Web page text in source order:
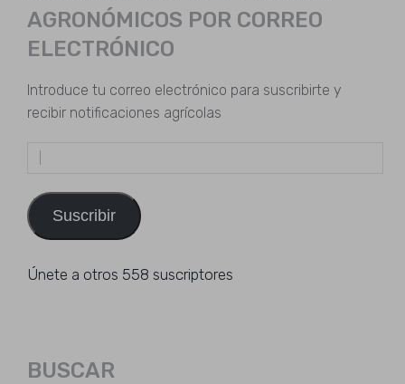
AGRONÓMICOS POR CORREO
ELECTRÓNICO
Introduce tu correo electrónico para suscribirte y
recibir notificaciones agrícolas
Dirección
email
Suscribir
Únete a otros 558 suscriptores
BUSCAR